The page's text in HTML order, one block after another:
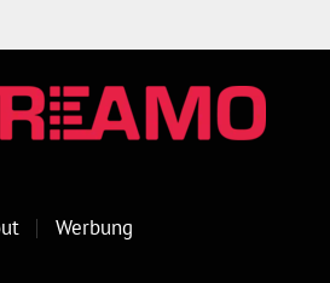
Werbung